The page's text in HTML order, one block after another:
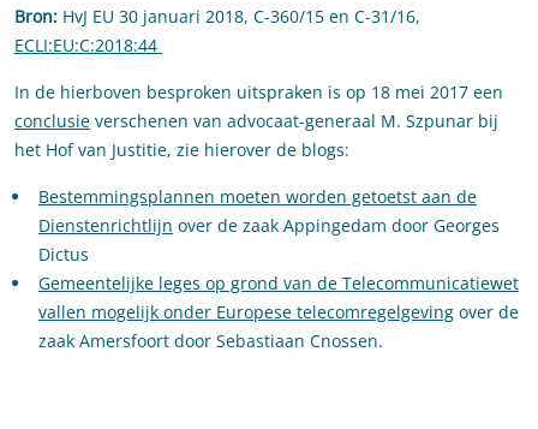
Bron: HvJ EU 30 januari 2018, C-360/15 en C-31/16,
ECLI:EU:C:2018:44
In de hierboven besproken uitspraken is op 18 mei 2017 een
conclusie verschenen van advocaat-generaal M. Szpunar bij
het Hof van Justitie, zie hierover de blogs:
Bestemmingsplannen moeten worden getoetst aan de
Dienstenrichtlijn over de zaak Appingedam door Georges
Dictus
Gemeentelijke leges op grond van de Telecommunicatiewet
vallen mogelijk onder Europese telecomregelgeving over de
zaak Amersfoort door Sebastiaan Cnossen.